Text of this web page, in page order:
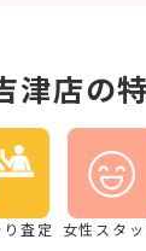
津店の
査定 女性スタ